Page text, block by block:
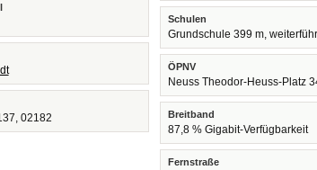
02182
Schulen
Grundschule 399 m,
ÖPNV
Neuss Theodor-Heuss-Platz
Breitband
87,8 % Gigabit-Verfügbarkeit
Fernstraße